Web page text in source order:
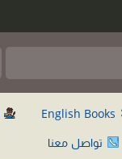
تواصل معنا